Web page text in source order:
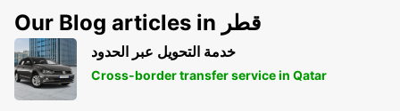
Our Blog articles in قطر
خدمة التحويل عبر الحدود
Cross-border transfer service in Qatar